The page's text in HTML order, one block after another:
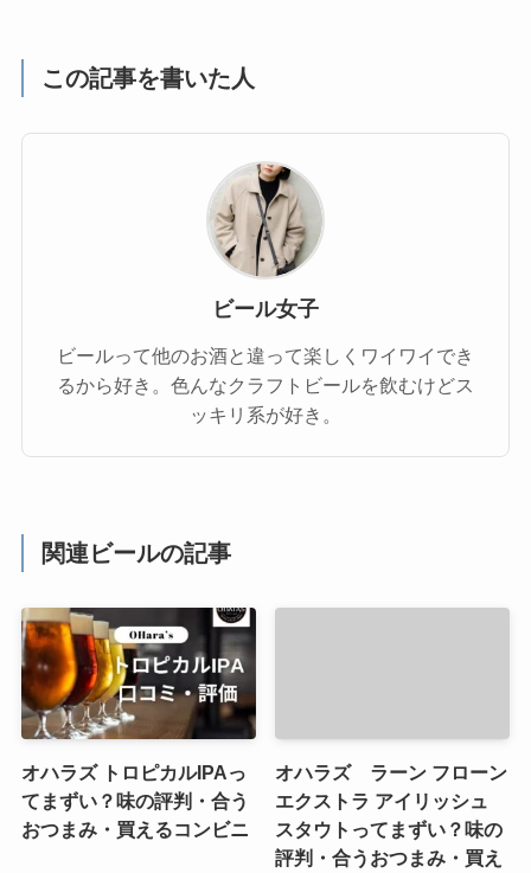
この記事を書いた人
ビール女子
ビールって他のお酒と違って楽しくワイワイでき
るから好き。色んなクラフトビールを飲むけどス
ッキリ系が好き。
関連ビールの記事
オハラズ トロピカルIPAっ
てまずい？味の評判・合う
おつまみ・買えるコンビニ
オハラズ ラーン フローン
エクストラ アイリッシュ
スタウトってまずい？味の
評判・合うおつまみ・買え